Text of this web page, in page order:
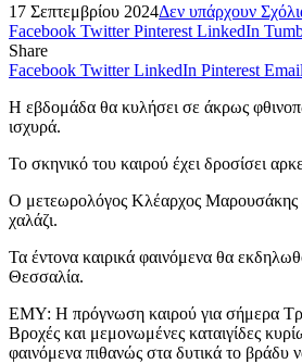
17 Σεπτεμβρίου 2024Δεν υπάρχουν
Facebook Twitter Pinterest LinkedIn
Share
Facebook Twitter LinkedIn Pinterest Email
Η εβδομάδα θα κυλήσει σε άκρως
ισχυρά.
Το σκηνικό του καιρού έχει δροσίσει
Ο μετεωρολόγος Κλέαρχος Μαρουσάκης
χαλάζι.
Τα έντονα καιρικά φαινόμενα θα
Θεσσαλία.
ΕΜΥ: Η πρόγνωση καιρού για σήμερα
Βροχές και μεμονωμένες καταιγίδες
φαινόμενα πιθανώς στα δυτικά το βράδυ